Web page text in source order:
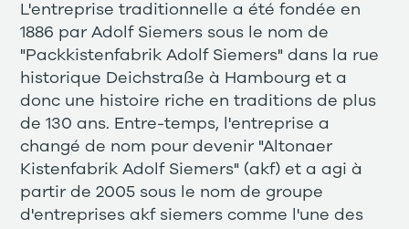
L'entreprise traditionnelle a été fondée en
1886 par Adolf Siemers sous le nom de
"Packkistenfabrik Adolf Siemers" dans la rue
historique Deichstraße à Hambourg et a
donc une histoire riche en traditions de plus
de 130 ans. Entre-temps, l'entreprise a
changé de nom pour devenir "Altonaer
Kistenfabrik Adolf Siemers" (akf) et a agi à
partir de 2005 sous le nom de groupe
d'entreprises akf siemers comme l'une des